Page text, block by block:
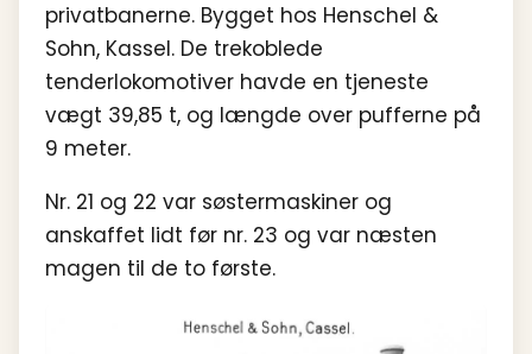
privatbanerne. Bygget hos Henschel &
Sohn, Kassel. De trekoblede
tenderlokomotiver havde en tjeneste
vægt 39,85 t, og længde over pufferne på
9 meter.
Nr. 21 og 22 var søstermaskiner og
anskaffet lidt før nr. 23 og var næsten
magen til de to første.